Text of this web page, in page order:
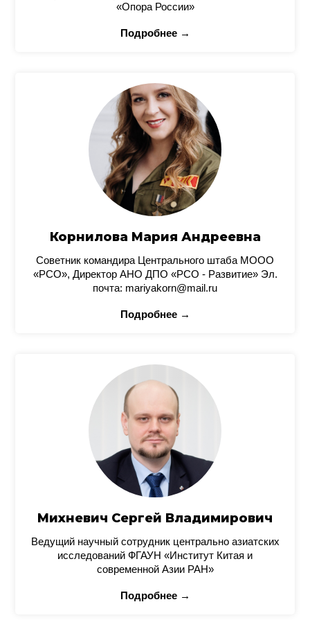
«Опора России»
Подробнее →
Корнилова Мария Андреевна
Советник командира Центрального штаба МООО
«РСО», Директор АНО ДПО «РСО - Развитие» Эл.
почта: mariyakorn@mail.ru
Подробнее →
Михневич Сергей Владимирович
Ведущий научный сотрудник центрально азиатских
исследований ФГАУН «Институт Китая и
современной Азии РАН»
Подробнее →